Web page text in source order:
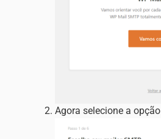
Agora selecione a opção